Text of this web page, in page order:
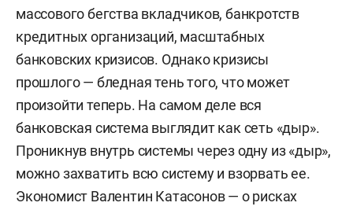
массового бегства вкладчиков, банкротств
кредитных организаций, масштабных
банковских кризисов. Однако кризисы
прошлого — бледная тень того, что может
произойти теперь. На самом деле вся
банковская система выглядит как сеть «дыр».
Проникнув внутрь системы через одну из «дыр»,
можно захватить всю систему и взорвать ее.
Экономист Валентин Катасонов — о рисках